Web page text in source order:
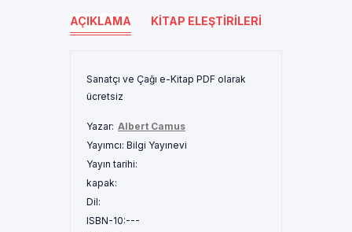
AÇIKLAMA KITAP ELEŞTIRILERI
Sanatçı ve Çağı e-Kitap PDF olarak
ücretsiz
Yazar: Albert Camus
Yayımcı: Bilgi Yayınevi
Yayın tarihi:
kapak:
Dil:
ISBN-10:---